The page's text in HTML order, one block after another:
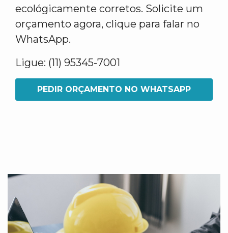
ecológicamente corretos. Solicite um
orçamento agora, clique para falar no
WhatsApp.
Ligue: (11) 95345-7001
PEDIR ORÇAMENTO NO WHATSAPP